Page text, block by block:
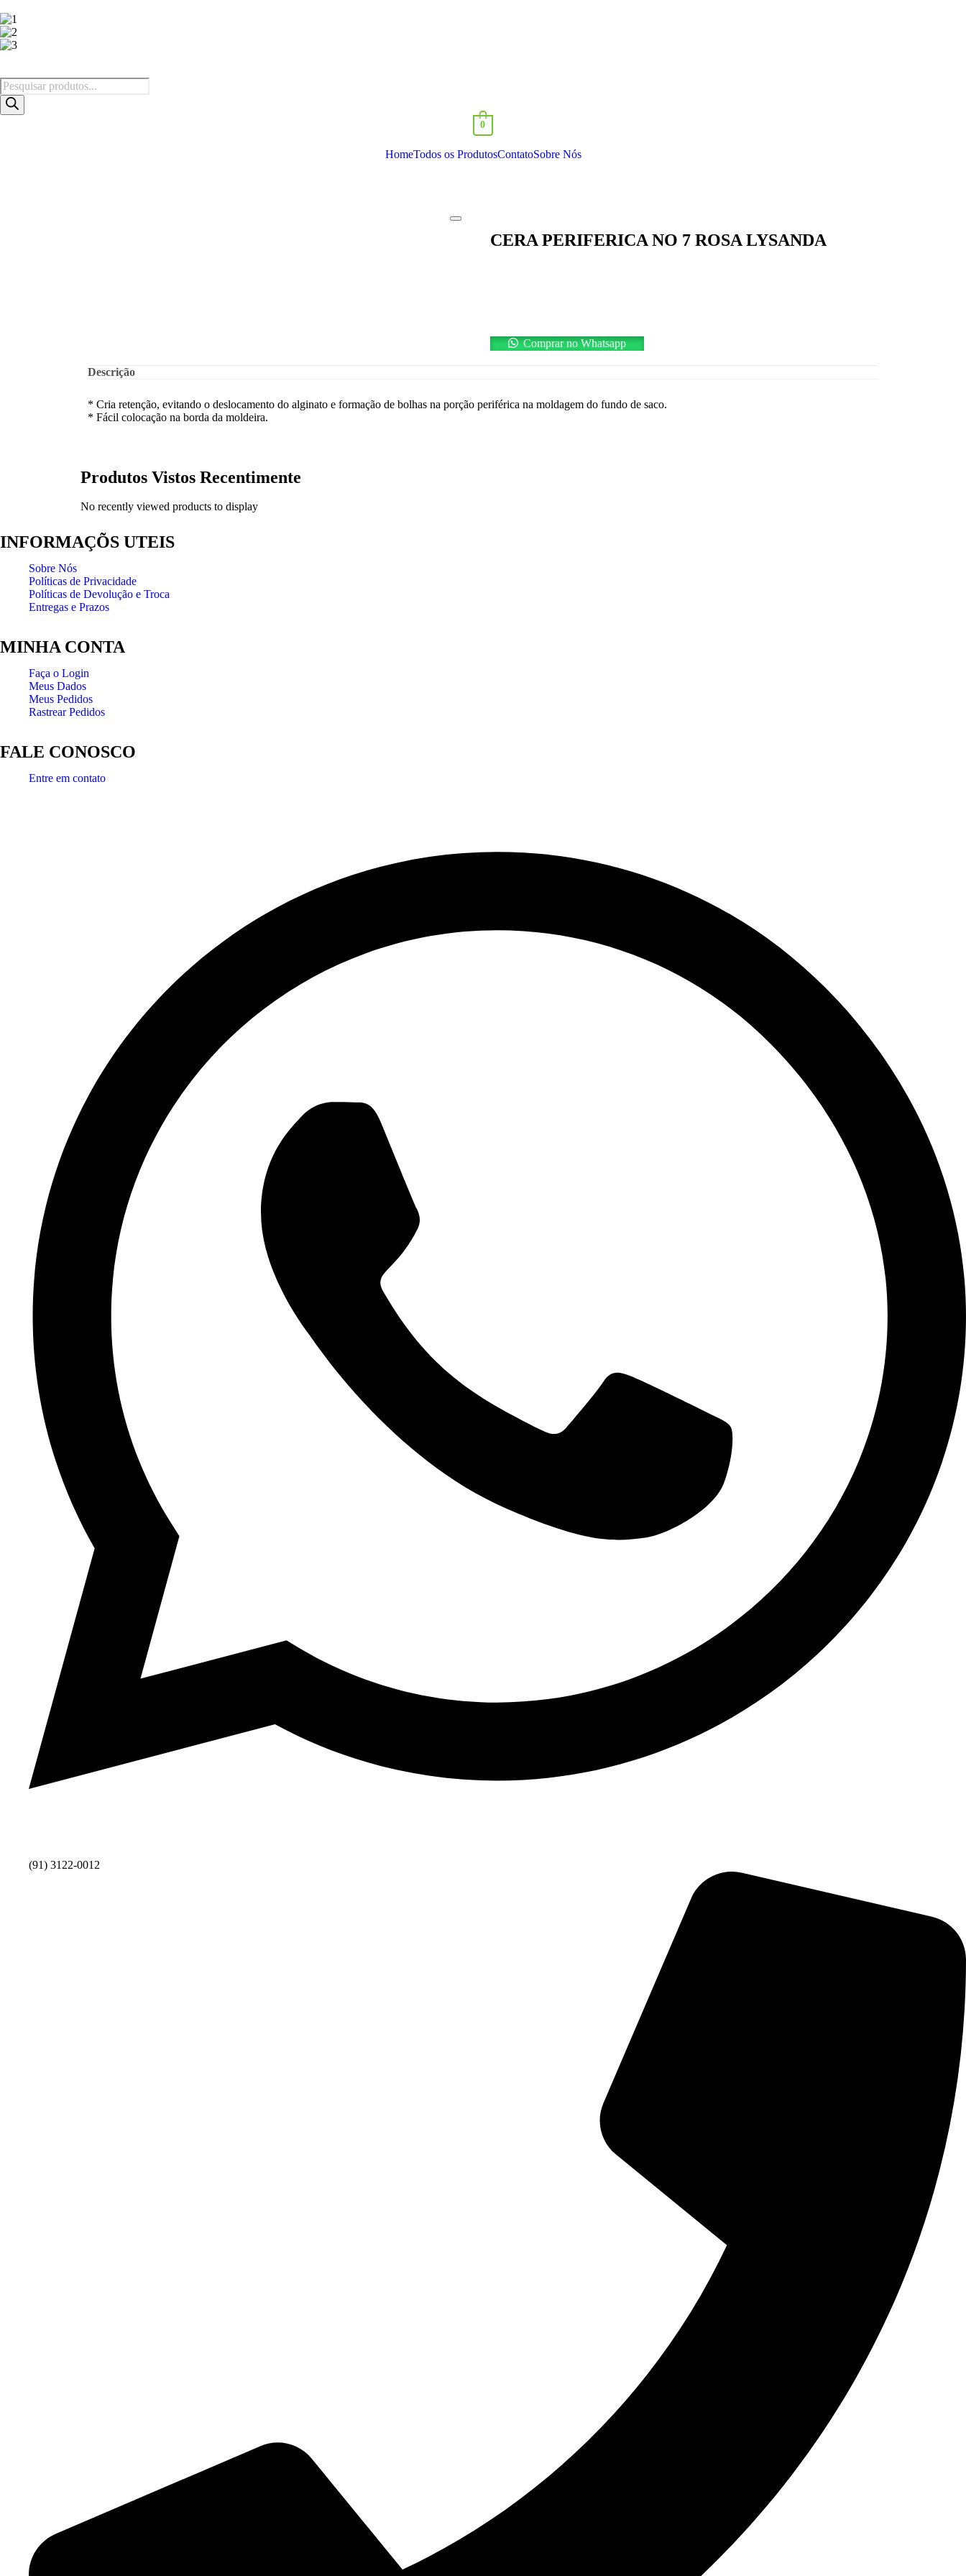
0
HomeTodos os ProdutosContatoSobre Nós
CERA PERIFERICA NO 7 ROSA LYSANDA
Comprar no Whatsapp
Descrição
* Cria retenção, evitando o deslocamento do alginato e formação de bolhas na porção periférica na moldagem do fundo de saco.
* Fácil colocação na borda da moldeira.
Produtos Vistos Recentimente
No recently viewed products to display
INFORMAÇÕS UTEIS
Sobre Nós
Políticas de Privacidade
Políticas de Devolução e Troca
Entregas e Prazos
MINHA CONTA
Faça o Login
Meus Dados
Meus Pedidos
Rastrear Pedidos
FALE CONOSCO
Entre em contato
(91) 3122-0012